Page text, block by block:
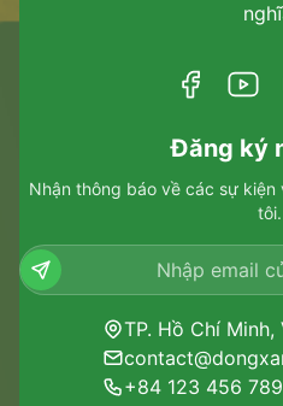
Đăng ký
Nhận thông báo về các sự
tôi.
TP. Hồ Chí Minh,
+84 123 456 789